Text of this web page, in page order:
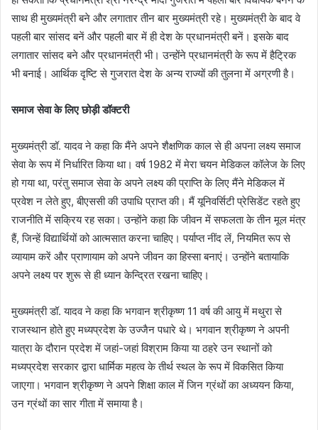
साथ ही मुख्यमंत्री बने और लगातार तीन बार मुख्यमंत्री रहे। मुख्यमंत्री के बाद वे
पहली बार सांसद बनें और पहली बार में ही देश के प्रधानमंत्री बनें। इसके बाद
लगातार सांसद बने और प्रधानमंत्री भी। उन्होंने प्रधानमंत्री के रूप में हैट्रिक
भी बनाई। आर्थिक दृष्टि से गुजरात देश के अन्य राज्यों की तुलना में अग्रणी है।
समाज सेवा के लिए छोड़ी डॉक्टरी
मुख्यमंत्री डॉ. यादव ने कहा कि मैंने अपने शैक्षणिक काल से ही अपना लक्ष्य समाज
सेवा के रूप में निर्धारित किया था। वर्ष 1982 में मेरा चयन मेडिकल कॉलेज के लिए
हो गया था, परंतु समाज सेवा के अपने लक्ष्य की प्राप्ति के लिए मैंने मेडिकल में
प्रवेश न लेते हुए, बीएससी की उपाधि प्राप्त की। मैं यूनिवर्सिटी प्रेसिडेंट रहते हुए
राजनीति में सक्रिय रह सका। उन्होंने कहा कि जीवन में सफलता के तीन मूल मंत्र
हैं, जिन्हें विद्यार्थियों को आत्मसात करना चाहिए। पर्याप्त नींद लें, नियमित रूप से
व्यायाम करें और प्राणायाम को अपने जीवन का हिस्सा बनाएं। उन्होंने बताया‍कि
अपने लक्ष्य पर शुरू से ही ध्यान केन्द्रित रखना चाहिए।
मुख्यमंत्री डॉ. यादव ने कहा कि भगवान श्रीकृष्ण 11 वर्ष की आयु में मथुरा से
राजस्थान होते हुए मध्यप्रदेश के उज्जैन पधारे थे। भगवान श्रीकृष्ण ने अपनी
यात्रा के दौरान प्रदेश में जहां-जहां विश्राम किया या ठहरे उन स्थानों को
मध्यप्रदेश सरकार द्वारा धार्मिक महत्व के तीर्थ स्थल के रूप में विकसित किया
जाएगा। भगवान श्रीकृष्ण ने अपने शिक्षा काल में जिन ग्रंथों का अध्ययन किया,
उन ग्रंथों का सार गीता में समाया है।